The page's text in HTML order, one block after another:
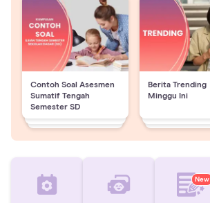
Contoh Soal Asesmen
Sumatif Tengah
Semester SD
Berita Trending
Minggu Ini
New